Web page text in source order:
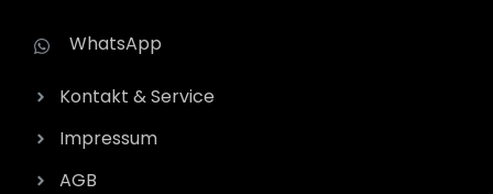
WhatsApp
Kontakt & Service
Impressum
AGB